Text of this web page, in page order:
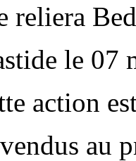
reliera
le 07
action
au